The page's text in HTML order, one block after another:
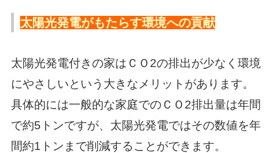
太陽光発電がもたらす環境への貢献
太陽光発電付きの家はＣＯ2の排出が少なく環境
にやさしいという大きなメリットがあります。
具体的には一般的な家庭でのＣＯ2排出量は年間
で約5トンですが、太陽光発電ではその数値を年
間約1トンまで削減することができます。